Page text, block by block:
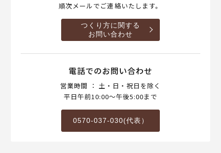
順次メールでご連絡いたします。
つくり方に関する
お問い合わせ
電話でのお問い合わせ
営業時間 ： 土・日・祝日を除く
平日午前10:00～午後5:00まで
0570-037-030(代表）